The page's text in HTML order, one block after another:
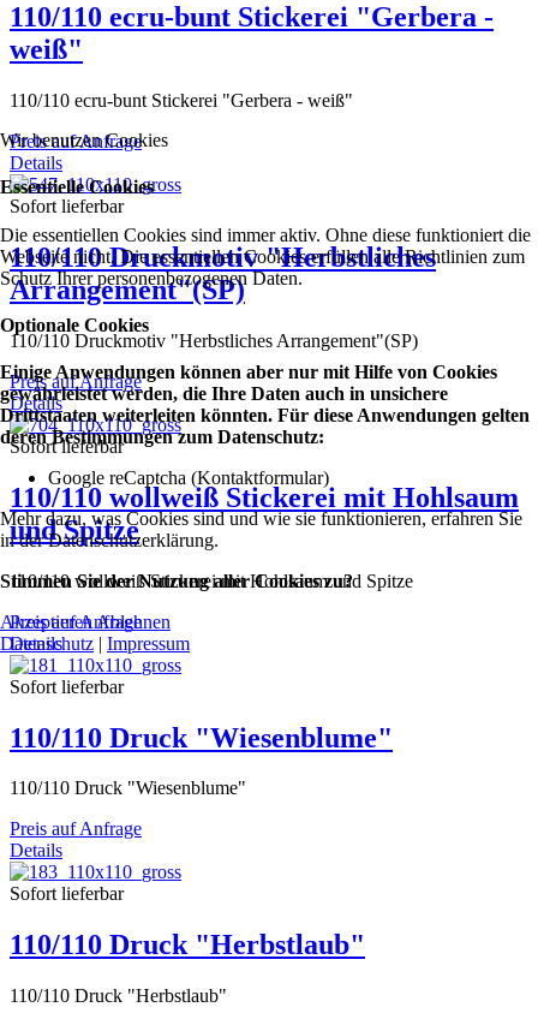
110/110 ecru-bunt Stickerei "Gerbera -
weiß"
110/110 ecru-bunt Stickerei "Gerbera - weiß"
Preis auf Anfrage
Details
Sofort lieferbar
110/110 Druckmotiv "Herbstliches
Arrangement"(SP)
110/110 Druckmotiv "Herbstliches Arrangement"(SP)
Preis auf Anfrage
Details
Sofort lieferbar
110/110 wollweiß Stickerei mit Hohlsaum
und Spitze
110/110 wollweiß Stickerei mit Hohlsaum und Spitze
Preis auf Anfrage
Details
Sofort lieferbar
110/110 Druck "Wiesenblume"
110/110 Druck "Wiesenblume"
Preis auf Anfrage
Details
Sofort lieferbar
110/110 Druck "Herbstlaub"
110/110 Druck "Herbstlaub"
Wir benutzen Cookies
Essentielle Cookies
Die essentiellen Cookies sind immer aktiv. Ohne diese funktioniert die
Webseite nicht. Die essentiellen Cookies erfüllen alle Richtlinien zum
Schutz Ihrer personenbezogenen Daten.
Optionale Cookies
Einige Anwendungen können aber nur mit Hilfe von Cookies
gewährleistet werden, die Ihre Daten auch in unsichere
Drittstaaten weiterleiten könnten. Für diese Anwendungen gelten
deren Bestimmungen zum Datenschutz:
Google reCaptcha (Kontaktformular)
Mehr dazu, was Cookies sind und wie sie funktionieren, erfahren Sie
in der Datenschutzerklärung.
Stimmen Sie der Nutzung aller Cookies zu?
Akzeptieren Ablehnen
Datenschutz | Impressum